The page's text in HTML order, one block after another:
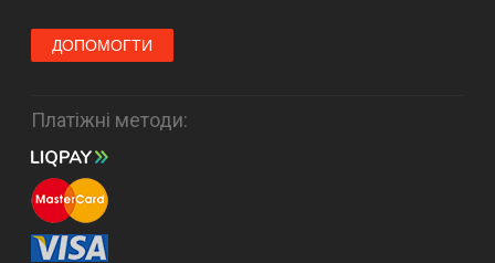
ДОПОМОГТИ
Платіжні методи: